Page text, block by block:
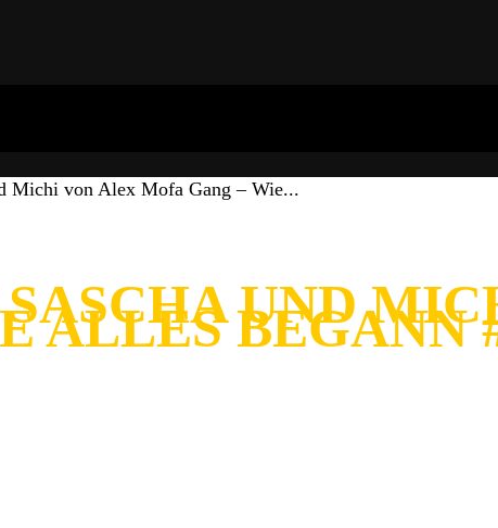
Michi von Alex Mofa Gang – Wie...
UND
ALLES BEGANN